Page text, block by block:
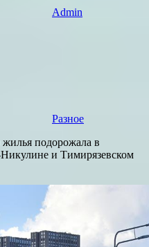
Admin
Разное
жилья подорожала в
и Тимирязевском